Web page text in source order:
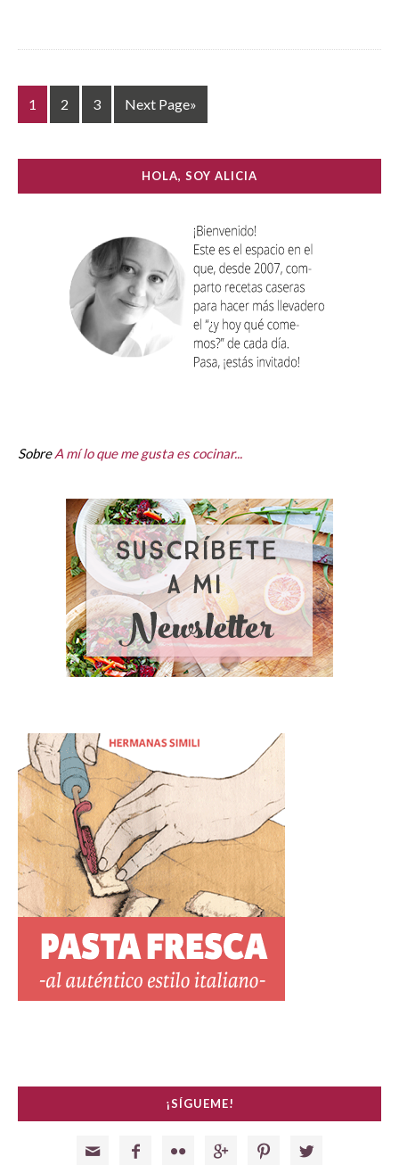
1 2 3 Next Page»
HOLA, SOY ALICIA
SobreA mí lo que me gusta es cocinar...
¡SÍGUEME!
     